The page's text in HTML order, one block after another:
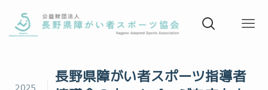
長野県障がい者スポーツ指導者
2025